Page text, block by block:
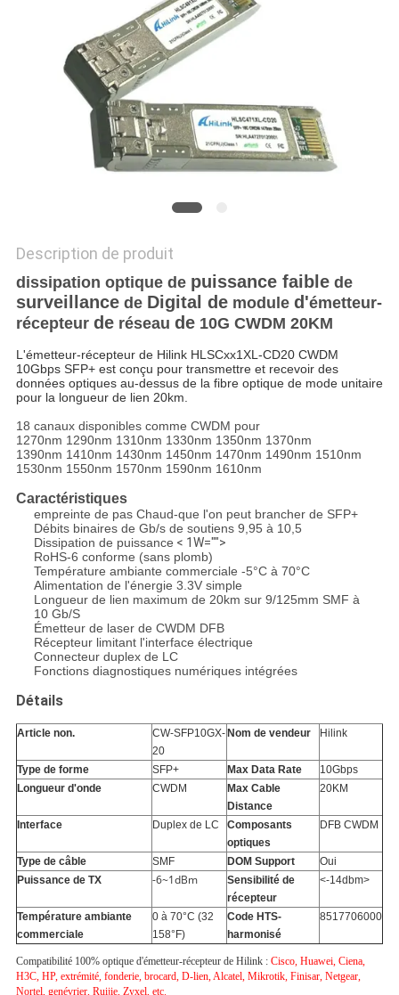
DEMANDEZ
UN DEVIS
DE
CONFIDENTIALITÉ
Description de produit
dissipation optiquede puissance faiblede
surveillancede Digital demodule d'émetteur-
récepteur deréseau de10G CWDM 20KM
L'émetteur-récepteur de Hilink HLSCxx1XL-CD20 CWDM
10Gbps SFP+ est conçu pour transmettre et recevoir des
données optiques au-dessus de la fibre optique de mode unitaire
pour la longueur de lien 20km.
18 canaux disponibles comme CWDM pour
1270nm 1290nm 1310nm 1330nm 1350nm 1370nm
1390nm 1410nm 1430nm 1450nm 1470nm 1490nm 1510nm
1530nm 1550nm 1570nm 1590nm 1610nm
Caractéristiques
empreinte de pas Chaud-que l'on peut brancher de SFP+
Débits binaires de Gb/s de soutiens 9,95 à 10,5
Dissipation de puissance < 1W="">
RoHS-6 conforme (sans plomb)
Température ambiante commerciale -5°C à 70°C
Alimentation de l'énergie 3.3V simple
Longueur de lien maximum de 20km sur 9/125mm SMF à
10 Gb/S
Émetteur de laser de CWDM DFB
Récepteur limitant l'interface électrique
Connecteur duplex de LC
Fonctions diagnostiques numériques intégrées
Détails
Article non.
CW-SFP10GX-
20
Nom de vendeur Hilink
Type de forme SFP+ Max Data Rate
10Gbps
Longueur d'onde
CWDM
Max Cable
Distance
20KM
Interface Duplex de LC
Composants
optiques
DFB CWDM
Type de câble SMF DOM Support
Oui
Puissance de TX
-6~1dBm
Sensibilité de
récepteur
<-14dbm>
Température ambiante
commerciale
0 à 70°C (32
158°F)
Code HTS-
harmonisé
8517706000
Compatibilité 100% optique d'émetteur-récepteur de Hilink : Cisco, Huawei, Ciena,
H3C, HP, extrémité, fonderie, brocard, D-lien, Alcatel, Mikrotik, Finisar, Netgear,
Nortel, genévrier, Ruijie, Zyxel, etc.